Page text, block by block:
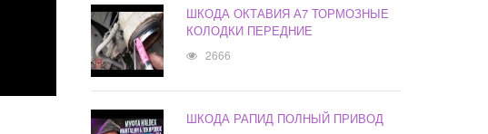
ШКОДА ОКТАВИЯ А7 ТОРМОЗНЫЕ
КОЛОДКИ ПЕРЕДНИЕ
2666
ШКОДА РАПИД ПОЛНЫЙ ПРИВОД